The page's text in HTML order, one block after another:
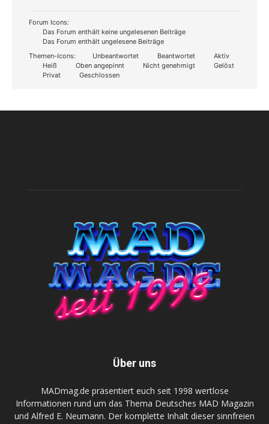
Forum Icons:
Das Forum enthält keine ungelesenen Beiträge
Das Forum enthält ungelesene Beiträge
Themen-Icons:
Unbeantwortet Beantwortet
Aktiv
Heiß
Oben angepinnt Nicht genehmigt
Gelöst
Privat
Geschlossen
Über uns
MADmag.de präsentiert euch seit 1998 wertlose
Informationen rund um das Thema Deutsches MAD Magazin
und Alfred E. Neumann. Der komplette Inhalt dieser sinnfreien